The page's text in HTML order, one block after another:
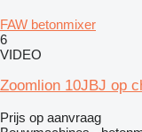
FAW betonmixer
6
VIDEO
Zoomlion 10JBJ op
Prijs op aanvraag